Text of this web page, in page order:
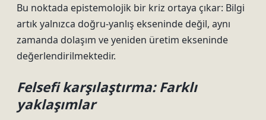
Bu noktada epistemolojik bir kriz ortaya çıkar: Bilgi
artık yalnızca doğru-yanlış ekseninde değil, aynı
zamanda dolaşım ve yeniden üretim ekseninde
değerlendirilmektedir.
Felsefi karşılaştırma: Farklı
yaklaşımlar